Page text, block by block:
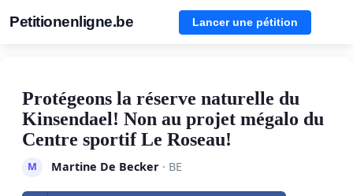
Petitionenligne.be Lancer une pétition
Protégeons la réserve naturelle du
Kinsendael! Non au projet mégalo du
Centre sportif Le Roseau!
M Martine De Becker· BE